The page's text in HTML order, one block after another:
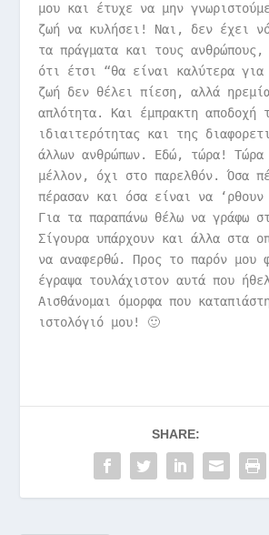
μου και έτυχε να μην
ζωή να κυλήσει! Ναι, δεν έχει
τα πράγματα και τους ανθρώπους,
ότι έτσι “θα είναι καλύτερα
ζωή δεν θέλει πίεση, αλλά
απλότητα. Και έμπρακτη αποδοχή
ιδιαιτερότητας και της
άλλων ανθρώπων. Εδώ, τώρα!
μέλλον, όχι στο παρελθόν. Όσα
πέρασαν και όσα είναι να
Για τα παραπάνω θέλω να γράφω
Σίγουρα υπάρχουν και άλλα στα
να αναφερθώ. Προς το παρόν μου
έγραψα τουλάχιστον αυτά που
Αισθάνομαι όμορφα που
ιστολόγιό μου! 🙂
SHARE: